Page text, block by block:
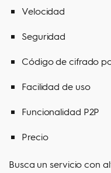
Velocidad
Seguridad
Código de cifrado
Facilidad de uso
Funcionalidad P2P
Precio
Busca un servicio con